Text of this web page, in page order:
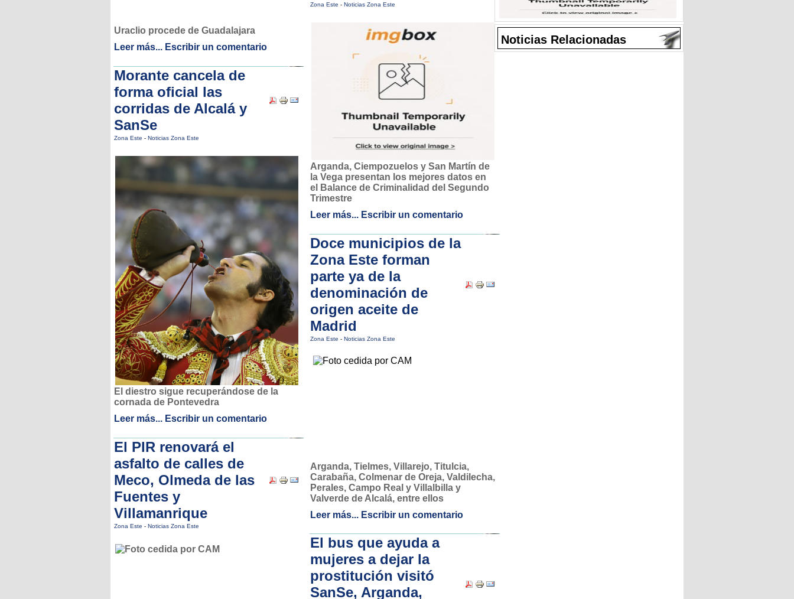
Uraclio procede de Guadalajara
Leer más... Escribir un comentario
Morante cancela de
forma oficial las
corridas de Alcalá y
SanSe
Zona Este - Noticias Zona Este
El diestro sigue recuperándose de la
cornada de Pontevedra
Leer más... Escribir un comentario
El PIR renovará el
asfalto de calles de
Meco, Olmeda de las
Fuentes y
Villamanrique
Zona Este - Noticias Zona Este
Zona Este - Noticias Zona Este
Arganda, Ciempozuelos y San Martín de
la Vega presentan los mejores datos en
el Balance de Criminalidad del Segundo
Trimestre
Leer más... Escribir un comentario
Doce municipios de la
Zona Este forman
parte ya de la
denominación de
origen aceite de
Madrid
Zona Este - Noticias Zona Este
Arganda, Tielmes, Villarejo, Titulcia,
Carabaña, Colmenar de Oreja, Valdilecha,
Perales, Campo Real y Villalbilla y
Valverde de Alcalá, entre ellos
Leer más... Escribir un comentario
El bus que ayuda a
mujeres a dejar la
prostitución visitó
SanSe, Arganda,
Noticias Relacionadas